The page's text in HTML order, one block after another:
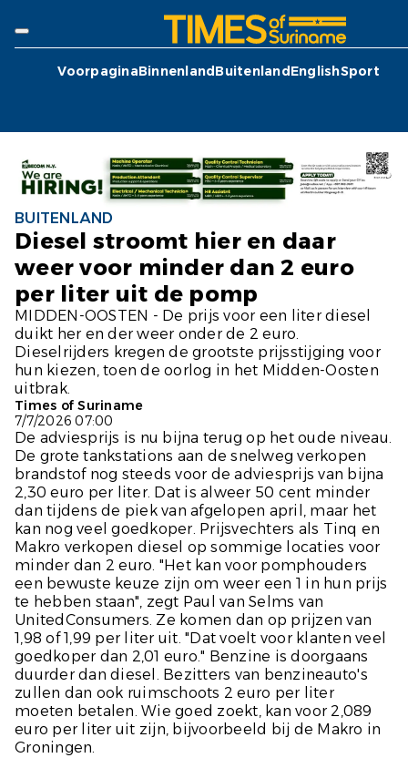
VoorpaginaBinnenlandBuitenlandEnglishSport
BUITENLAND
Diesel stroomt hier en daar
weer voor minder dan 2 euro
per liter uit de pomp
MIDDEN-OOSTEN - De prijs voor een liter diesel
duikt her en der weer onder de 2 euro.
Dieselrijders kregen de grootste prijsstijging voor
hun kiezen, toen de oorlog in het Midden-Oosten
uitbrak.
Times of Suriname
7/7/2026 07:00
De adviesprijs is nu bijna terug op het oude niveau.
De grote tankstations aan de snelweg verkopen
brandstof nog steeds voor de adviesprijs van bijna
2,30 euro per liter. Dat is alweer 50 cent minder
dan tijdens de piek van afgelopen april, maar het
kan nog veel goedkoper. Prijsvechters als Tinq en
Makro verkopen diesel op sommige locaties voor
minder dan 2 euro. "Het kan voor pomphouders
een bewuste keuze zijn om weer een 1 in hun prijs
te hebben staan", zegt Paul van Selms van
UnitedConsumers. Ze komen dan op prijzen van
1,98 of 1,99 per liter uit. "Dat voelt voor klanten veel
goedkoper dan 2,01 euro." Benzine is doorgaans
duurder dan diesel. Bezitters van benzineauto's
zullen dan ook ruimschoots 2 euro per liter
moeten betalen. Wie goed zoekt, kan voor 2,089
euro per liter uit zijn, bijvoorbeeld bij de Makro in
Groningen.